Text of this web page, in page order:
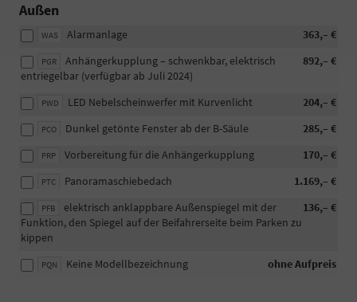
Außen
WAS 363,– €
Alarmanlage
PGR 892,– €
Anhängerkupplung – schwenkbar, elektrisch
entriegelbar (verfügbar ab Juli 2024)
PWD 204,– €
LED Nebelscheinwerfer mit Kurvenlicht
PCO 285,– €
Dunkel getönte Fenster ab der B-Säule
PRP 170,– €
Vorbereitung für die Anhängerkupplung
PTC 1.169,– €
Panoramaschiebedach
PFB 136,– €
elektrisch anklappbare Außenspiegel mit der
Funktion, den Spiegel auf der Beifahrerseite beim Parken zu
kippen
PQN ohne Aufpreis
Keine Modellbezeichnung